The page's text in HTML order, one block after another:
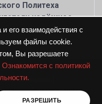
его взаимодействия с
файлы cookie.
Вы разрешаете
Ознакомится с политикой
РАЗРЕШИТЬ
Политеха
надёжнее
защищены
по адресу